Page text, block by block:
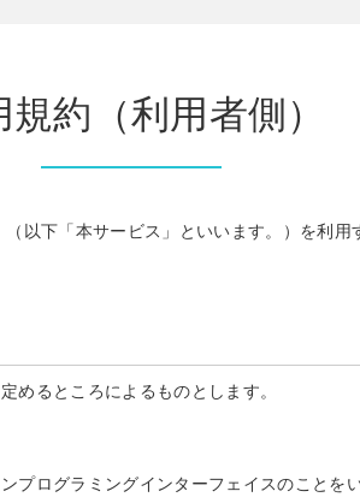
規約（利用者側）
以下「本サービス」といいます。）を利
めるところによるものとします。
プログラミングインターフェイスのことをい